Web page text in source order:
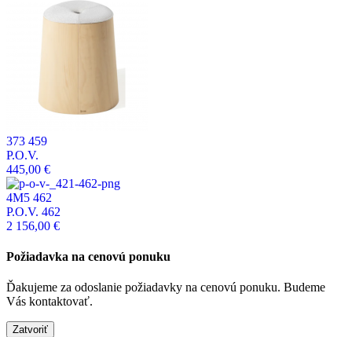
373 459
P.O.V.
445,00 €
4M5 462
P.O.V. 462
2 156,00 €
Požiadavka na cenovú ponuku
Ďakujeme za odoslanie požiadavky na cenovú ponuku. Budeme
Vás kontaktovať.
Zatvoriť